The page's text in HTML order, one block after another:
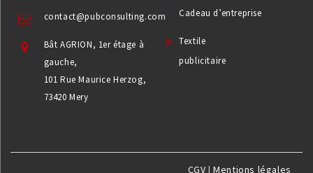
contact@pubconsulting.com
Bât AGRION, 1er étage à
gauche,
101 Rue Maurice Herzog,
73420 Mery
Cadeau d’entreprise
Textile
publicitaire
CGV |Mentions légales